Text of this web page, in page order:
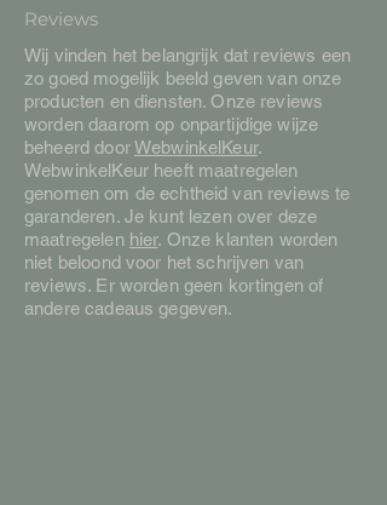
Reviews
Wij vinden het belangrijk dat reviews een
zo goed mogelijk beeld geven van onze
producten en diensten. Onze reviews
worden daarom op onpartijdige wijze
beheerd doorWebwinkelKeur.
WebwinkelKeur heeft maatregelen
genomen om de echtheid van reviews te
garanderen. Je kunt lezen over deze
maatregelen hier. Onze klanten worden
niet beloond voor het schrijven van
reviews. Er worden geen kortingen of
andere cadeaus gegeven.